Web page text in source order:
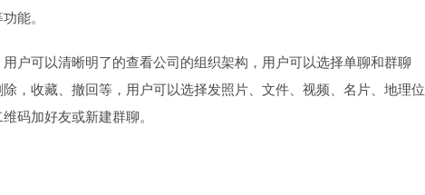
能。
户可以清晰明了的查看公司的组织架构，用户可以选择单聊和群聊
，收藏、撤回等，用户可以选择发照片、文件、视频、名片、地理位
码加好友或新建群聊。